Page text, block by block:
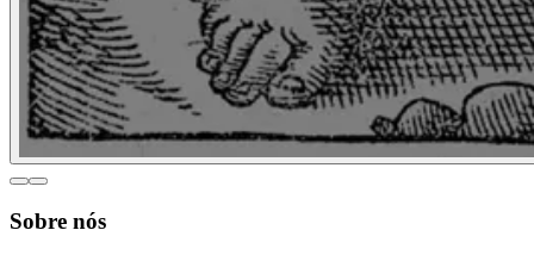
Sobre nós